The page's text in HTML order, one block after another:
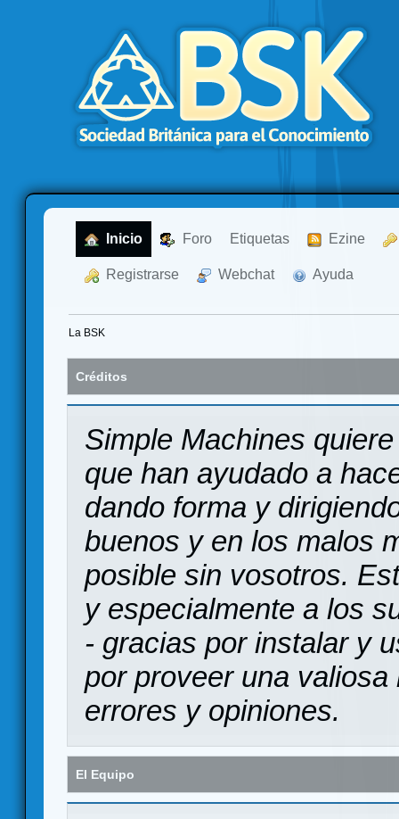
Inicio Foro Etiquetas Ezine
Registrarse Webchat Ayuda
La BSK
Créditos
Simple Machines
que han ayudado a
dando forma y
buenos y en los malos
posible sin vosotros.
y especialmente a los
- gracias por instalar y
por proveer una
errores y opiniones.
El Equipo